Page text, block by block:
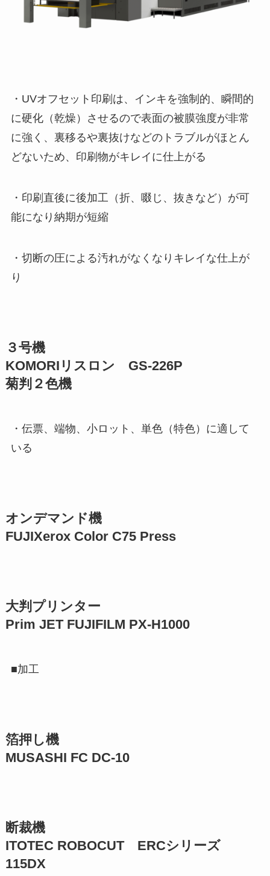
・UVオフセット印刷は、インキを強制的、瞬間的
に硬化（乾燥）させるので表面の被膜強度が非常
に強く、裏移るや裏抜けなどのトラブルがほとん
どないため、印刷物がキレイに仕上がる
・印刷直後に後加工（折、啜じ、抜きなど）が可
能になり納期が短縮
・切断の圧による汚れがなくなりキレイな仕上が
り
３号機
KOMORIリスロン GS-226P
菊判２色機
・伝票、端物、小ロット、単色（特色）に適して
いる
オンデマンド機
FUJIXerox Color C75 Press
大判プリンター
Prim JET FUJIFILM PX-H1000
■加工
箔押し機
MUSASHI FC DC-10
断裁機
ITOTEC ROBOCUT ERCシリーズ
115DX